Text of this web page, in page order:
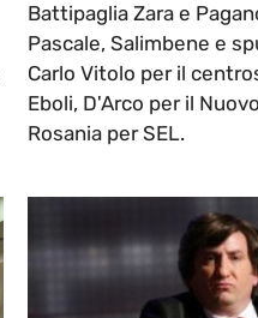
Battipaglia Zara e
Pascale, Salimbene e
Carlo Vitolo per il
Eboli, D'Arco per il
Rosania per SEL.